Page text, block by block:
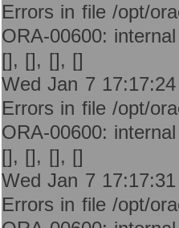
Errors in file /opt/
ORA-00600:
[], [], [], []
Wed Jan 7
Errors in file /opt/
ORA-00600:
[], [], [], []
Wed Jan 7
Errors in file /opt/